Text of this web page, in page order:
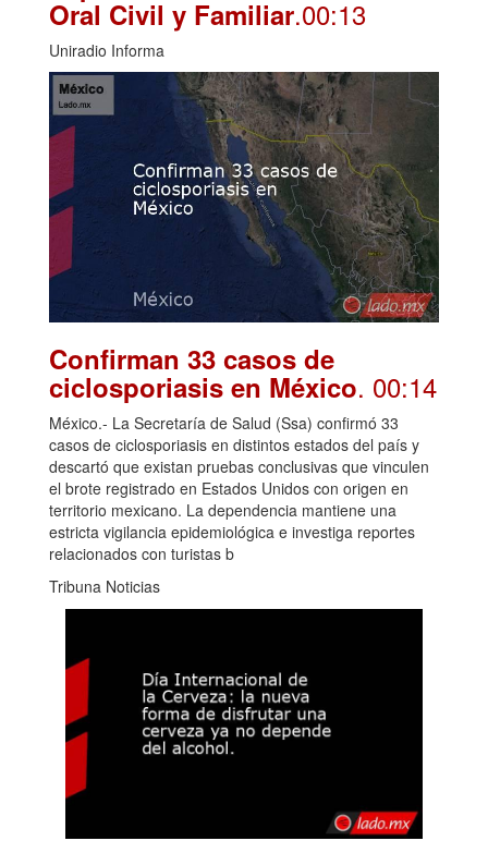
Oral Civil y Familiar.00:13
Uniradio Informa
Confirman 33 casos de
ciclosporiasis en México. 00:14
México.- La Secretaría de Salud (Ssa) confirmó 33
casos de ciclosporiasis en distintos estados del país y
descartó que existan pruebas conclusivas que vinculen
el brote registrado en Estados Unidos con origen en
territorio mexicano. La dependencia mantiene una
estricta vigilancia epidemiológica e investiga reportes
relacionados con turistas b
Tribuna Noticias